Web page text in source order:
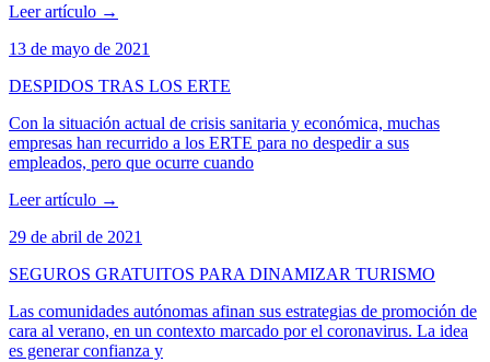
Leer artículo →
13 de mayo de 2021
DESPIDOS TRAS LOS ERTE
Con la situación actual de crisis sanitaria y económica, muchas
empresas han recurrido a los ERTE para no despedir a sus
empleados, pero que ocurre cuando
Leer artículo →
29 de abril de 2021
SEGUROS GRATUITOS PARA DINAMIZAR TURISMO
Las comunidades autónomas afinan sus estrategias de promoción de
cara al verano, en un contexto marcado por el coronavirus. La idea
es generar confianza y